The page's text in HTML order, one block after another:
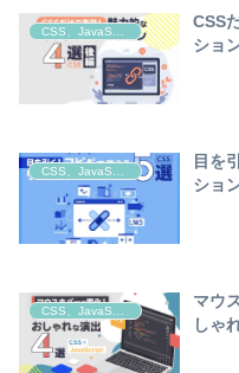
CSS
ショ
目を
ショ
マウ
しゃ